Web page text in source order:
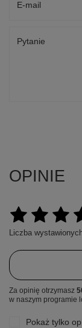
E-mail
Pytanie
OPINIE
Liczba
Za opinię otrzymasz
w naszym programie
Pokaż tylko